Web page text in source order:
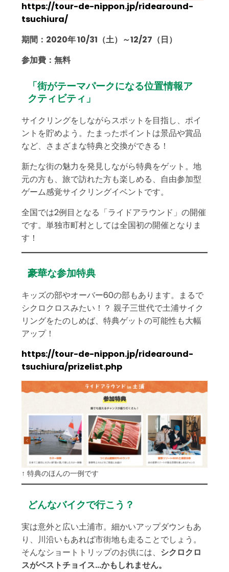
https://tour-de-nippon.jp/ridearound-
tsuchiura/
期間：2020年 10/31（土）～12/27（日）
参加費：無料
「街がテーマパークになる位置情報ア
クティビティ」
サイクリングをしながらスポットを目指し、ポイ
ントを貯めよう。たまったポイントは景品や賞品
など、さまざまな特典と交換ができる！
新たな街の魅力を発見しながら特典をゲット。地
元の方も、旅で訪れた方も楽しめる、自由参加型
ゲーム感覚サイクリングイベントです。
全国では2例目となる「ライドアラウンド」の開催
です。単独市町村としては全国初の開催となりま
す！
豪華な参加特典
キッズの部やオーバー60の部もあります。まるで
シクロクロスみたい！？ 親子三世代で土浦サイク
リングをたのしめば、特典ゲットの可能性も大幅
アップ！
https://tour-de-nippon.jp/ridearound-
tsuchiura/prizelist.php
↑ 特典のほんの一例です
どんなバイクで行こう？
実は意外と広い土浦市。細かいアップダウンもあ
り、川沿いもあれば市街地も走ることでしょう。
そんなショートトリップのお供には、 シクロクロ
スがベストチョイス…かもしれません。